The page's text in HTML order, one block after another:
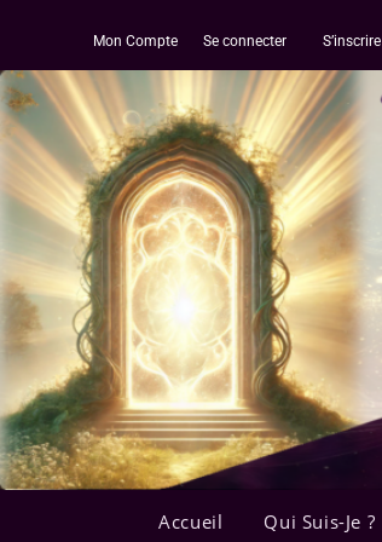
Mon Compte Se connecter S’inscrire
Accueil Qui Suis-Je ?